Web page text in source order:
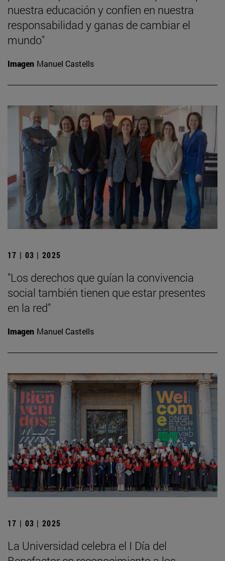
nuestra educación y confíen en nuestra
responsabilidad y ganas de cambiar el
mundo"
Imagen Manuel Castells
17 | 03 | 2025
"Los derechos que guían la convivencia
social también tienen que estar presentes
en la red"
Imagen Manuel Castells
17 | 03 | 2025
La Universidad celebra el I Día del